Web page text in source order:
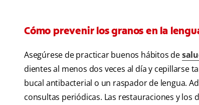
Cómo prevenir los granos en la
Asegúrese de practicar buenos hábitos de
dientes al menos dos veces al día y cepillarse
bucal antibacterial o un raspador de lengua.
consultas periódicas. Las restauraciones y